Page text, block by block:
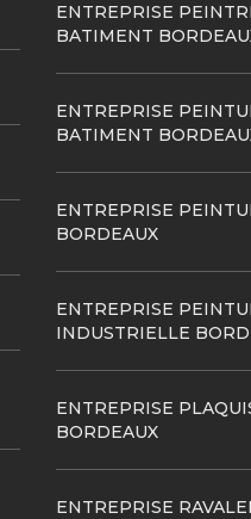
ENTREPRISE
BATIMENT
ENTREPRISE
BATIMENT
ENTREPRISE
BORDEAUX
ENTREPRISE
INDUSTRIELLE
ENTREPRISE
BORDEAUX
ENTREPRISE